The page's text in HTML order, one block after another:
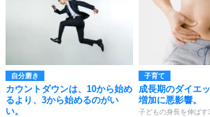
自分磨き
カウントダウンは、10から始め
るより、3から始めるのがい
い。
子育て
成長期のダイエ
増加に悪影響。
子どもの身長を伸ばす